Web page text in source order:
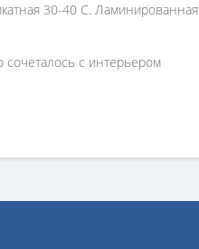
30-40 С. Ламинированная
сочеталось с интерьером